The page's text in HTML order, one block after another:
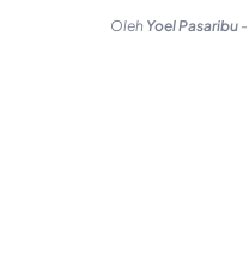
Oleh Yoel Pasaribu -